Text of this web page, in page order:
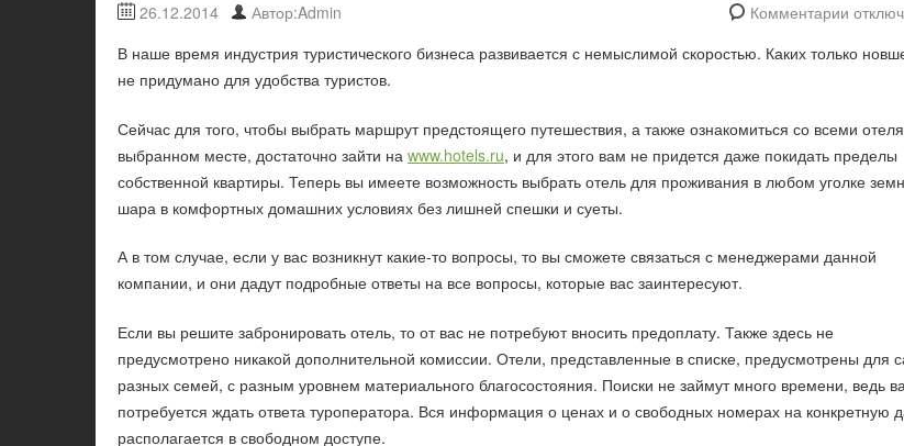
26.12.2014 Автор:Admin
Комментарии
В наше время индустрия туристического бизнеса развивается с немыслимой скоростью. Каких только
не придумано для удобства туристов.
Сейчас для того, чтобы выбрать маршрут предстоящего путешествия, а также ознакомиться со всеми
выбранном месте, достаточно зайти на www.hotels.ru, и для этого вам не придется даже покидать пределы
собственной квартиры. Теперь вы имеете возможность выбрать отель для проживания в любом уголке
шара в комфортных домашних условиях без лишней спешки и суеты.
А в том случае, если у вас возникнут какие-то вопросы, то вы сможете связаться с менеджерами данной
компании, и они дадут подробные ответы на все вопросы, которые вас заинтересуют.
Если вы решите забронировать отель, то от вас не потребуют вносить предоплату. Также здесь не
предусмотрено никакой дополнительной комиссии. Отели, представленные в списке, предусмотрены для
разных семей, с разным уровнем материального благосостояния. Поиски не займут много времени, ведь
потребуется ждать ответа туроператора. Вся информация о ценах и о свободных номерах на конкретную
располагается в свободном доступе.